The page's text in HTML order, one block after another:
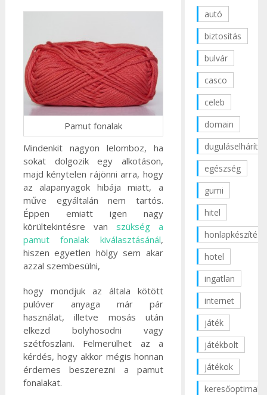
Pamut fonalak
Mindenkit nagyon lelomboz, ha
sokat dolgozik egy alkotáson,
majd kénytelen rájönni arra, hogy
az alapanyagok hibája miatt, a
műve egyáltalán nem tartós.
Éppen emiatt igen nagy
körültekintésre van szükség a
pamut fonalak kiválasztásánál,
hiszen egyetlen hölgy sem akar
azzal szembesülni,
hogy mondjuk az általa kötött
pulóver anyaga már pár
használat, illetve mosás után
elkezd bolyhosodni vagy
szétfoszlani. Felmerülhet az a
kérdés, hogy akkor mégis honnan
érdemes beszerezni a pamut
fonalakat.
autó
biztosítás
bulvár
casco
celeb
domain
duguláselhárítás
egészség
gumi
hitel
honlapkészítés
hotel
ingatlan
internet
játék
játékbolt
játékok